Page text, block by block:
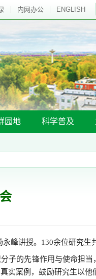
内网办公 ENGLISH
园地 科学普及
峰讲授。 130余位研究生
子的先锋作用与使命担当
实案例，鼓励研究生以他